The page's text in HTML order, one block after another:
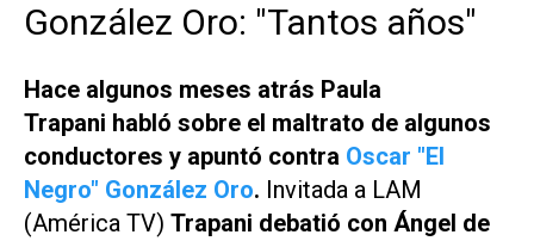
González Oro: "Tantos años"
Hace algunos meses atrás Paula
Trapani habló sobre el maltrato de algunos
conductores y apuntó contra Oscar "El
Negro" González Oro. Invitada a LAM
(América TV) Trapani debatió con Ángel de